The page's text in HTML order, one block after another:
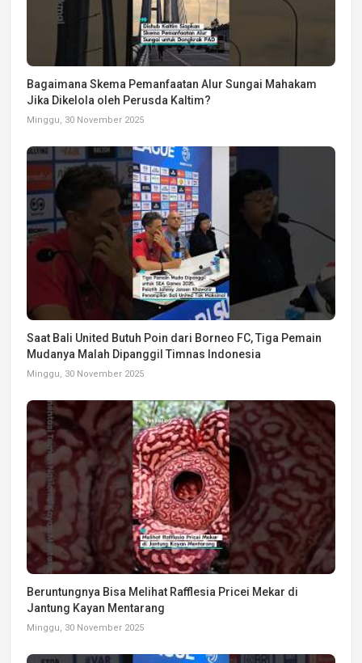
Bagaimana Skema Pemanfaatan Alur Sungai Mahakam
Jika Dikelola oleh Perusda Kaltim?
Minggu, 30 November 2025
Saat Bali United Butuh Poin dari Borneo FC, Tiga Pemain
Mudanya Malah Dipanggil Timnas Indonesia
Minggu, 30 November 2025
Beruntungnya Bisa Melihat Rafflesia Pricei Mekar di
Jantung Kayan Mentarang
Minggu, 30 November 2025